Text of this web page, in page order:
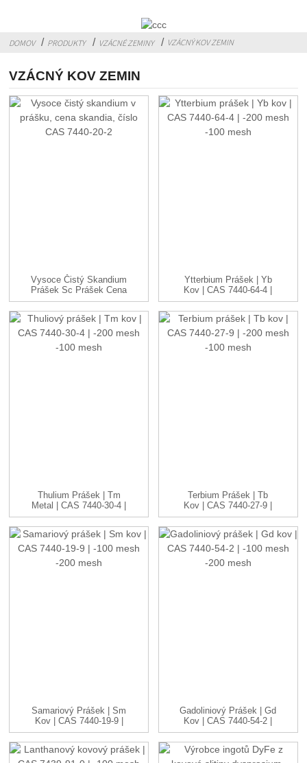
DOMOV PRODUKTY VZÁCNÉ ZEMINY VZÁCNÝ KOV ZEMIN
VZÁCNÝ KOV ZEMIN
Vysoce Čistý Skandium
Prášek Sc Prášek Cena
CAS ...
Ytterbium Prášek | Yb
Kov | CAS 7440-64-4 |
-...
Thulium Prášek | Tm
Metal | CAS 7440-30-4 |
-20...
Terbium Prášek | Tb
Kov | CAS 7440-27-9 |
-20...
Samariový Prášek | Sm
Kov | CAS 7440-19-9 |
-1...
Gadoliniový Prášek | Gd
Kov | CAS 7440-54-2 |
...